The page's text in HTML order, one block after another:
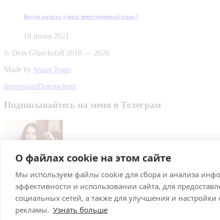
О файлах cookie на этом сайте
Мы используем файлы cookie для сбора и анализа
эффективности и использовании сайта, для
социальных сетей, а также для улучшения и
рекламы. Узнать больше
Когда начать учить иностранный язык?
18 июня 2021
© Dein Gluecksfall 2018 — 2026
Made by Smart Team
ImpressumDatenschutz
Подписывайтесь на меня в Телеграм
Подписаться
Брачное агентство в Германии
С нами выходят замуж! Знакомства, рекомендации и советы,